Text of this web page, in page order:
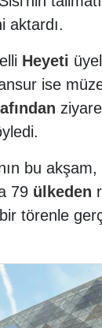
aktardı.
Heyeti
ise
bu
79 ülkeden
bir törenle